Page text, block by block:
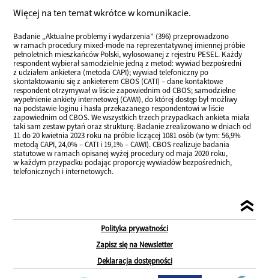
Więcej na ten temat wkrótce w komunikacie.
Badanie „Aktualne problemy i wydarzenia” (396) przeprowadzono
w ramach procedury mixed-mode na reprezentatywnej imiennej próbie
pełnoletnich mieszkańców Polski, wylosowanej z rejestru PESEL. Każdy
respondent wybierał samodzielnie jedną z metod: wywiad bezpośredni
z udziałem ankietera (metoda CAPI); wywiad telefoniczny po
skontaktowaniu się z ankieterem CBOS (CATI) – dane kontaktowe
respondent otrzymywał w liście zapowiednim od CBOS; samodzielne
wypełnienie ankiety internetowej (CAWI), do której dostęp był możliwy
na podstawie loginu i hasła przekazanego respondentowi w liście
zapowiednim od CBOS. We wszystkich trzech przypadkach ankieta miała
taki sam zestaw pytań oraz strukturę. Badanie zrealizowano w dniach od
11 do 20 kwietnia 2023 roku na próbie liczącej 1081 osób (w tym: 56,9%
metodą CAPI, 24,0% – CATI i 19,1% – CAWI). CBOS realizuje badania
statutowe w ramach opisanej wyżej procedury od maja 2020 roku,
w każdym przypadku podając proporcję wywiadów bezpośrednich,
telefonicznych i internetowych.
Polityka prywatności
Zapisz się na Newsletter
Deklaracja dostępności